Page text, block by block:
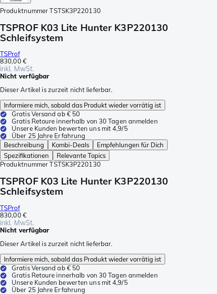
Produktnummer TSTSK3P220130
TSPROF K03 Lite Hunter K3P220130
Schleifsystem
TSProf
830,00 €
inkl. MwSt.
Nicht verfügbar
Dieser Artikel is zurzeit nicht lieferbar.
Informiere mich, sobald das Produkt wieder vorrätig ist
Gratis Versand ab € 50
Gratis Retoure innerhalb von 30 Tagen anmelden
Unsere Kunden bewerten uns mit 4,9/5
Über 25 Jahre Erfahrung
Beschreibung
Kombi-Deals
Empfehlungen für Dich
Spezifikationen
Relevante Topics
Produktnummer TSTSK3P220130
TSPROF K03 Lite Hunter K3P220130
Schleifsystem
TSProf
830,00 €
inkl. MwSt.
Nicht verfügbar
Dieser Artikel is zurzeit nicht lieferbar.
Informiere mich, sobald das Produkt wieder vorrätig ist
Gratis Versand ab € 50
Gratis Retoure innerhalb von 30 Tagen anmelden
Unsere Kunden bewerten uns mit 4,9/5
Über 25 Jahre Erfahrung